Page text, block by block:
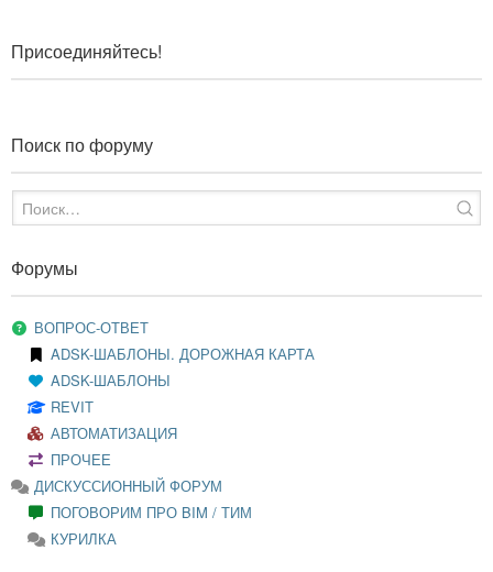
Присоединяйтесь!
Поиск по форуму
Форумы
ВОПРОС-ОТВЕТ
ADSK-ШАБЛОНЫ. ДОРОЖНАЯ КАРТА
ADSK-ШАБЛОНЫ
REVIT
АВТОМАТИЗАЦИЯ
ПРОЧЕЕ
ДИСКУССИОННЫЙ ФОРУМ
ПОГОВОРИМ ПРО BIM / ТИМ
КУРИЛКА